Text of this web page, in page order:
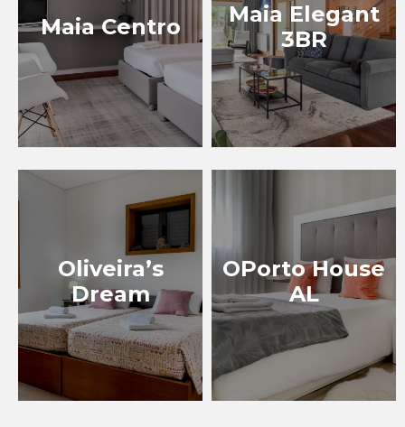
Maia Centro
Maia Elegant
3BR
Oliveira’s
Dream
OPorto House
AL